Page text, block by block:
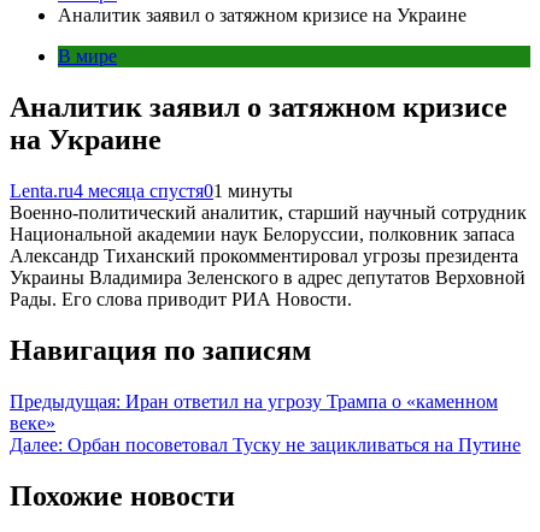
Аналитик заявил о затяжном кризисе на Украине
В мире
Аналитик заявил о затяжном кризисе
на Украине
Lenta.ru4 месяца спустя01 минуты
Военно-политический аналитик, старший научный сотрудник
Национальной академии наук Белоруссии, полковник запаса
Александр Тиханский прокомментировал угрозы президента
Украины Владимира Зеленского в адрес депутатов Верховной
Рады. Его слова приводит РИА Новости.
Навигация по записям
Предыдущая: Иран ответил на угрозу Трампа о «каменном
веке»
Далее: Орбан посоветовал Туску не зацикливаться на Путине
Похожие новости